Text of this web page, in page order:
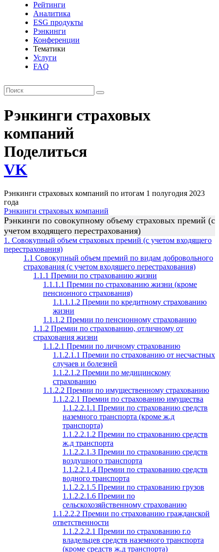
Рейтинги
Аналитика
ESG продукты
Рэнкинги
Конференции
Тематики
Услуги
FAQ
Рэнкинги страховых
компаний
Поделиться
VK
Рэнкинги страховых компаний по итогам 1 полугодия 2023
года
Рэнкинги страховых компаний
Рэнкинги по совокупному объему страховых премий (с
учетом входящего перестрахования)
1. Совокупный объем страховых премий (с учетом входящего
перестрахования)
1.1 Совокупный объем премий по видам добровольного
страхования (с учетом входящего перестрахования)
1.1.1 Премии по страхованию жизни
1.1.1.1 Премии по страхованию жизни (кроме
пенсионного страхования)
1.1.1.1.2 Премии по кредитному страхованию
жизни
1.1.1.2 Премии по пенсионному страхованию
1.1.2 Премии по страхованию, отличному от
страхования жизни
1.1.2.1 Премии по личному страхованию
1.1.2.1.1 Премии по страхованию от несчастных
случаев и болезней
1.1.2.1.2 Премии по медицинскому
страхованию
1.1.2.2 Премии по имущественному страхованию
1.1.2.2.1 Премии по страхованию имущества
1.1.2.2.1.1 Премии по страхованию средств
наземного транспорта (кроме ж.д
транспорта)
1.1.2.2.1.2 Премии по страхованию средств
ж.д транспорта
1.1.2.2.1.3 Премии по страхованию средств
воздушного транспорта
1.1.2.2.1.4 Премии по страхованию средств
водного транспорта
1.1.2.2.1.5 Премии по страхованию грузов
1.1.2.2.1.6 Премии по
сельскохозяйственному страхованию
1.1.2.2.2 Премии по страхованию гражданской
ответственности
1.1.2.2.2.1 Премии по страхованию г.о
владельцев средств наземного транспорта
(кроме средств ж.д транспорта)